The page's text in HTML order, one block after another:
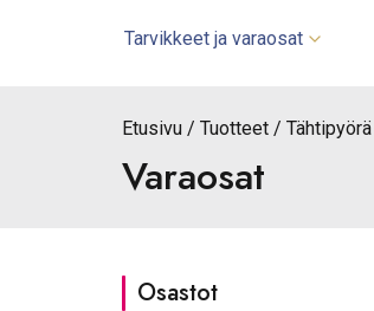
Tarvikkeet ja varaosat
Etusivu Tuotteet Tähtipyörä
Varaosat
Osastot